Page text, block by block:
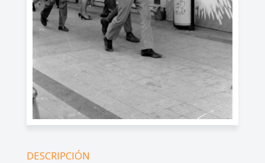
DESCRIPCIÓN